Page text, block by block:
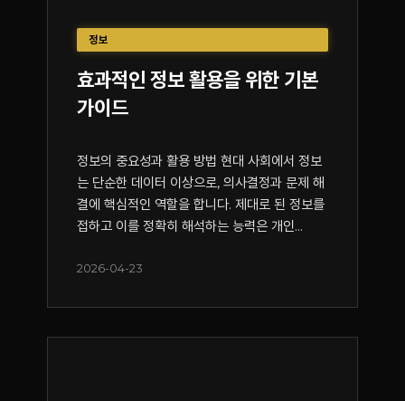
정보
효과적인 정보 활용을 위한 기본
가이드
정보의 중요성과 활용 방법 현대 사회에서 정보
는 단순한 데이터 이상으로, 의사결정과 문제 해
결에 핵심적인 역할을 합니다. 제대로 된 정보를
접하고 이를 정확히 해석하는 능력은 개인...
2026-04-23